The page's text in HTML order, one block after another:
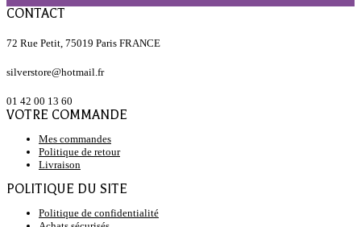
CONTACT
72 Rue Petit, 75019 Paris FRANCE
silverstore@hotmail.fr
01 42 00 13 60
VOTRE COMMANDE
Mes commandes
Politique de retour
Livraison
POLITIQUE DU SITE
Politique de confidentialité